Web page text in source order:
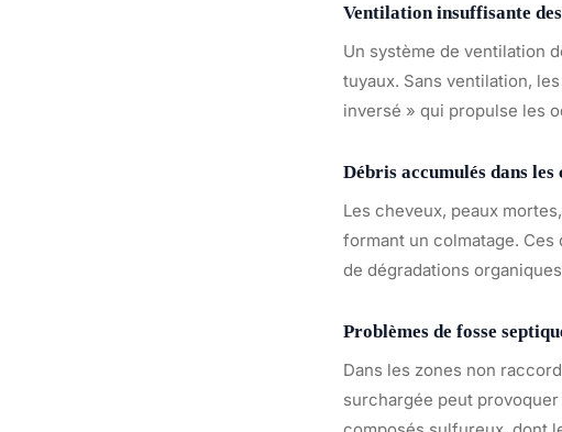
Ventilation insuffisante
Un système de ventilation
tuyaux. Sans ventilation,
inversé » qui propulse les
Débris accumulés dans
Les cheveux, peaux
formant un colmatage.
de dégradations
Problèmes de fosse
Dans les zones non
surchargée peut